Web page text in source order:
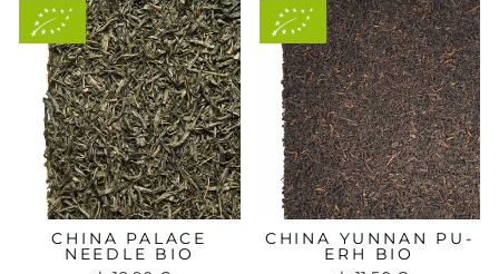
Aus
kontrolliert-
biologischem
Anbau
CHINA PALACE
NEEDLE BIO
Aus
kontrolliert-
biologischem
Anbau
CHINA YUNNAN PU-
ERH BIO